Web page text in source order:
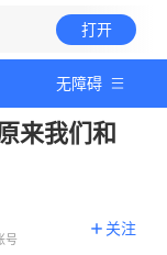
打开
无障碍
来我们和
号
关注